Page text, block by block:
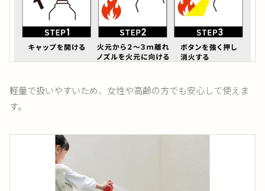
軽量で扱いやすいため、女性や高齢の方でも安心して使えま
す。